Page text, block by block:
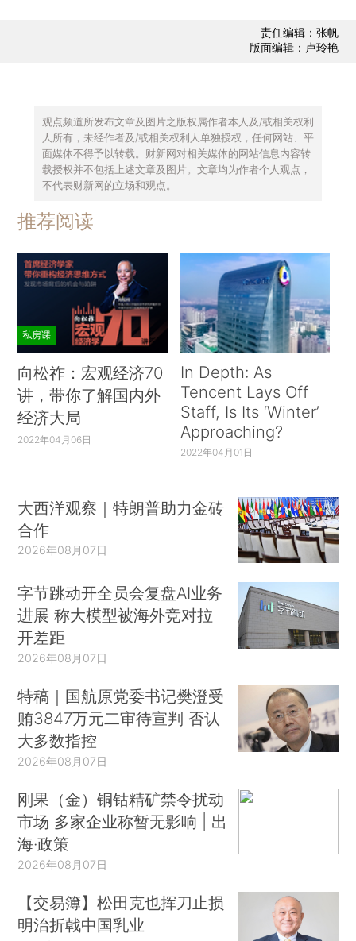
责任编辑：张帆
版面编辑：卢玲艳
观点频道所发布文章及图片之版权属作者本人及/或相关权利
人所有，未经作者及/或相关权利人单独授权，任何网站、平
面媒体不得予以转载。财新网对相关媒体的网站信息内容转
载授权并不包括上述文章及图片。文章均为作者个人观点，
不代表财新网的立场和观点。
推荐阅读
私房课
向松祚：宏观经济70
讲，带你了解国内外
经济大局
2022年04月06日
In Depth: As
Tencent Lays Off
Staff, Is Its ‘Winter’
Approaching?
2022年04月01日
大西洋观察｜特朗普助力金砖
合作
2026年08月07日
字节跳动开全员会复盘AI业务
进展 称大模型被海外竞对拉
开差距
2026年08月07日
特稿｜国航原党委书记樊澄受
贿3847万元二审待宣判 否认
大多数指控
2026年08月07日
刚果（金）铜钴精矿禁令扰动
市场 多家企业称暂无影响 | 出
海·政策
2026年08月07日
【交易簿】松田克也挥刀止损
明治折戟中国乳业